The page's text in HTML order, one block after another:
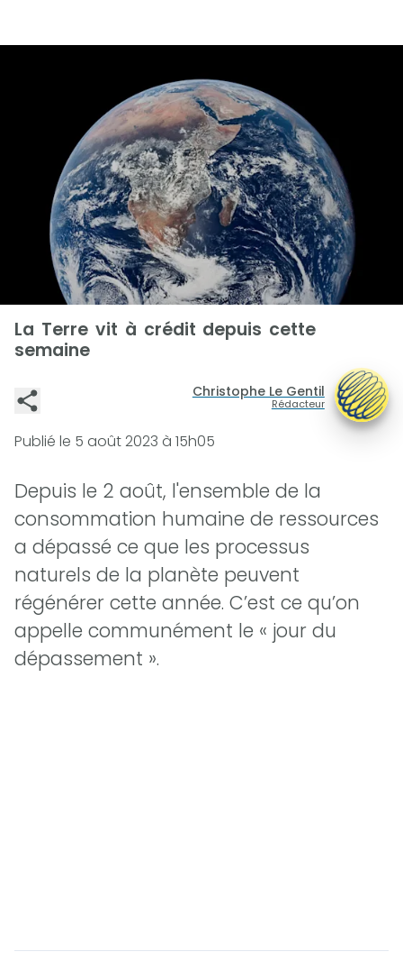
La Terre vit à crédit depuis cette
semaine
Christophe Le Gentil
Rédacteur
Publié le 5 août 2023 à 15h05
Depuis le 2 août, l'ensemble de la
consommation humaine de ressources
a dépassé ce que les processus
naturels de la planète peuvent
régénérer cette année. C’est ce qu’on
appelle communément le « jour du
dépassement ».